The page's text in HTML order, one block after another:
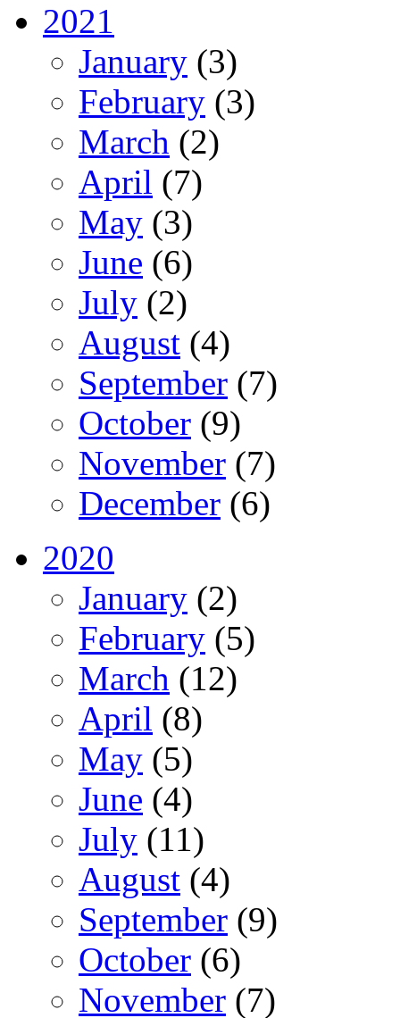
2021
January (3)
February (3)
March (2)
April (7)
May (3)
June (6)
July (2)
August (4)
September (7)
October (9)
November (7)
December (6)
2020
January (2)
February (5)
March (12)
April (8)
May (5)
June (4)
July (11)
August (4)
September (9)
October (6)
November (7)